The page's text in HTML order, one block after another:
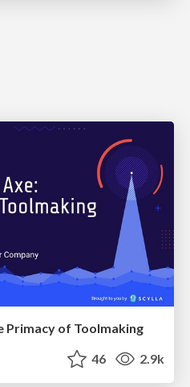
Primacy of Toolmaking
46 2.9k